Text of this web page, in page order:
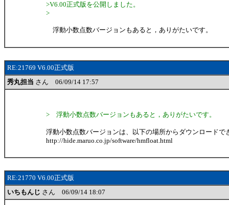
>V6.00正式版を公開しました。
>
浮動小数点数バージョンもあると，ありがたいです。
RE:21769 V6.00正式版
秀丸担当 さん 06/09/14 17:57
> 浮動小数点数バージョンもあると，ありがたいです。
浮動小数点数バージョンは、以下の場所からダウンロードで
http://hide.maruo.co.jp/software/hmfloat.html
RE:21770 V6.00正式版
いちもんじ さん 06/09/14 18:07